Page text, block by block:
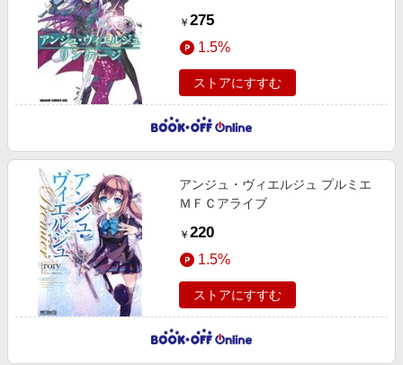
￥ 275
1.5%
ストアにすすむ
アンジュ・ヴィエルジュ プルミエ
ＭＦＣアライブ
￥ 220
1.5%
ストアにすすむ